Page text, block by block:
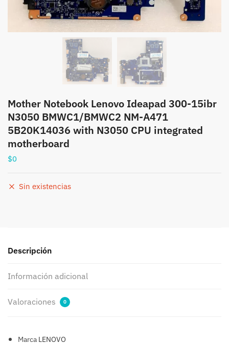
Mother Notebook Lenovo Ideapad 300-15ibr
N3050 BMWC1/BMWC2 NM-A471
5B20K14036 with N3050 CPU integrated
motherboard
$0
Sin existencias
Descripción
Información adicional
Valoraciones 0
Marca LENOVO